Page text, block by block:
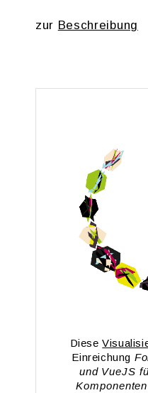
zur Be­schrei­bung
Diese
Ein­rei­chung
und VueJS
Kom­po­nen­ten